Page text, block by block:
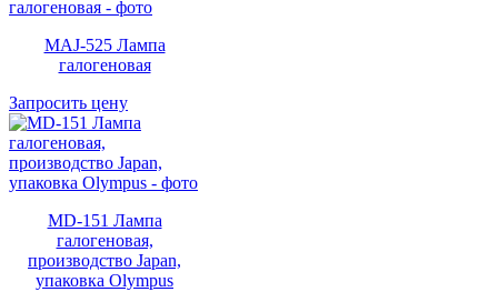
MAJ-525 Лампа
галогеновая
Запросить цену
MD-151 Лампа
галогеновая,
производство Japan,
упаковка Olympus